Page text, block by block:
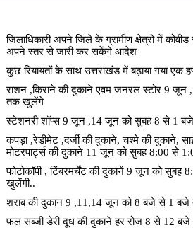
जिलाधिकारी अपने जिले के ग्रामीण क्षेत्रो में
अपने स्तर से जारी कर सकेंगे आदेश
कुछ रियायतों के साथ उत्तराखंड में बढ़ाया गया एक
राशन ,किराने की दुकाने एवम जनरल स्टोर 9
तक खुलेंगे
स्टेशनरी शॉप्स 9 जून ,14 जून को सुबह 8 से 1
कपड़ा ,रेडीमेट ,दर्जी की दुकाने, चश्मे की दुकाने,
मोटरपार्ट्स की दुकाने 11 जून को सुबह 8:00 से
फोटोकॉपी , टिंबरमर्चेंट की दुकानें 9 जून को सुबह
खुलेंगी..
शराब की दुकान 9 ,11,14 जून को 8 बजे से 1
फल सब्जी डेरी दूध की दुकाने हर रोज 8 से 12